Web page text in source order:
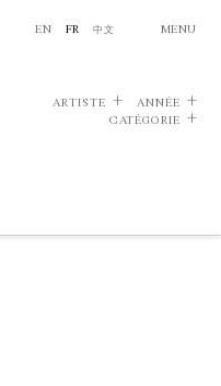
EN FR 中文 MENU
ARTISTE
ANNÉE
CATÉGORIE